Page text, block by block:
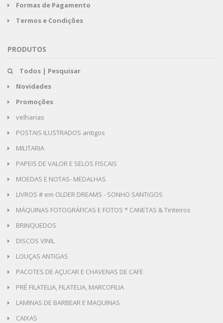
Formas de Pagamento
Termos e Condições
PRODUTOS
Todos | Pesquisar
Novidades
Promoções
velharias
POSTAIS ILUSTRADOS antigos
MILITARIA
PAPEIS DE VALOR E SELOS FISCAIS
MOEDAS E NOTAS- MEDALHAS
LIVROS # em OLDER DREAMS - SONHO SANTIGOS
MÁQUINAS FOTOGRÁFICAS E FOTOS * CANETAS & Tinteiros
BRINQUEDOS
DISCOS VINIL
LOUÇAS ANTIGAS
PACOTES DE AÇUCAR E CHAVENAS DE CAFE
PRÉ FILATELIA, FILATELIA, MARCOFILIA
LAMINAS DE BARBEAR E MAQUINAS
CAIXAS